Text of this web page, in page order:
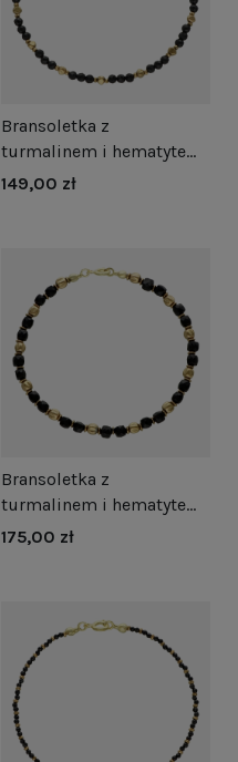
Bransoletka z
turmalinem i hematytem
srebro pozłacane
149,00 zł
Bransoletka z
turmalinem i hematytem
srebro pozłacane
175,00 zł